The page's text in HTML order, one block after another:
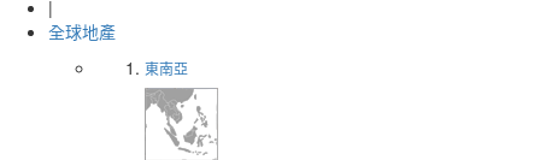
|
全球地產
東南亞